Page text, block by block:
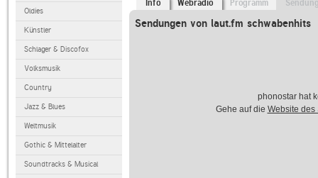
Oldies
Künstler
Schlager & Discofox
Volksmusik
Country
Jazz & Blues
Weltmusik
Gothic & Mittelalter
Soundtracks & Musical
Info Webradio Programm
Sendungen von laut.fm schwabenhits
phonostar hat
Gehe auf die Website des